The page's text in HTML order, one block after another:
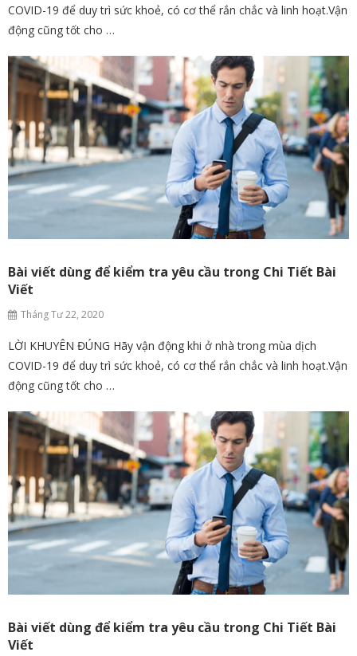
COVID-19 để duy trì sức khoẻ, có cơ thể rắn chắc và linh hoạt.Vận
động cũng tốt cho …
Bài viết dùng để kiểm tra yêu cầu trong Chi Tiết Bài
Viết
Tháng Tư 22, 2020
LỜI KHUYÊN ĐÚNG Hãy vận động khi ở nhà trong mùa dịch
COVID-19 để duy trì sức khoẻ, có cơ thể rắn chắc và linh hoạt.Vận
động cũng tốt cho …
Bài viết dùng để kiểm tra yêu cầu trong Chi Tiết Bài
Viết